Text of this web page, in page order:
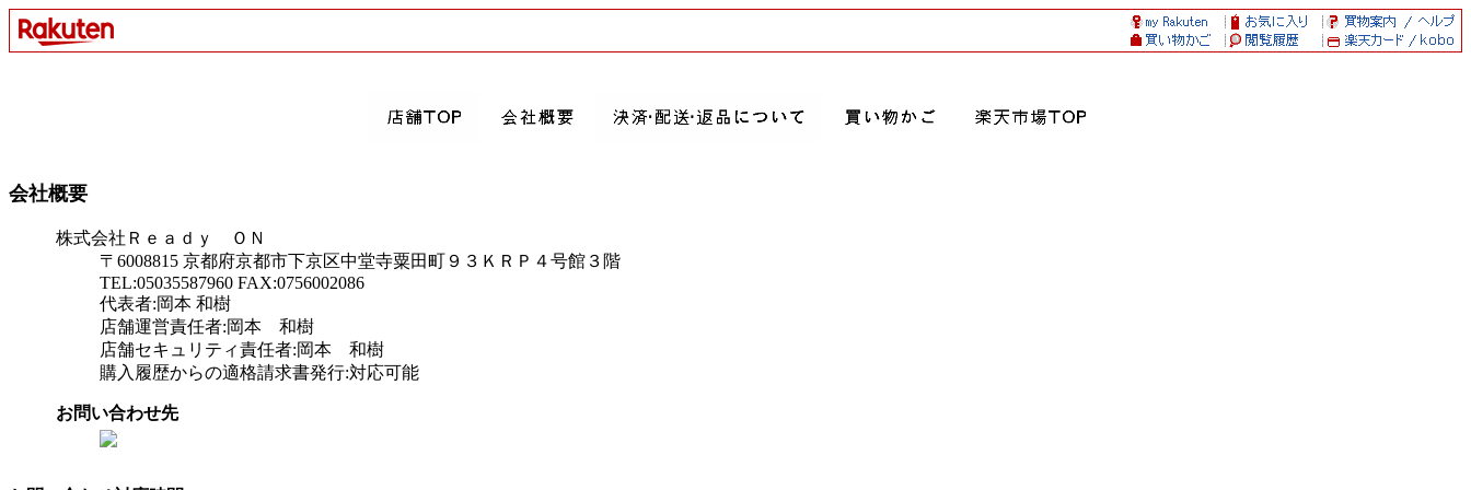
会社概要
株式会社Ｒｅａｄｙ ＯＮ
〒6008815 京都府京都市下京区中堂寺粟田町９３ＫＲＰ４号館３階
TEL:05035587960 FAX:0756002086
代表者:岡本 和樹
店舗運営責任者:岡本 和樹
店舗セキュリティ責任者:岡本 和樹
購入履歴からの適格請求書発行:対応可能
お問い合わせ先